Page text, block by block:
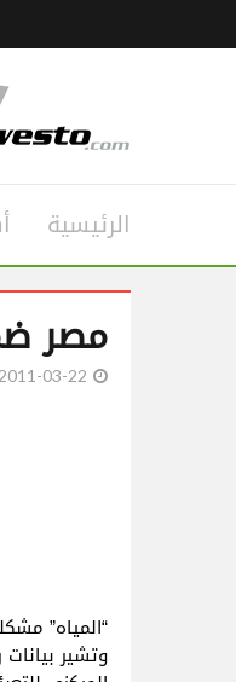
الرئيسية
مصر ضمن
2011-03-22
“المياه”
وتشير